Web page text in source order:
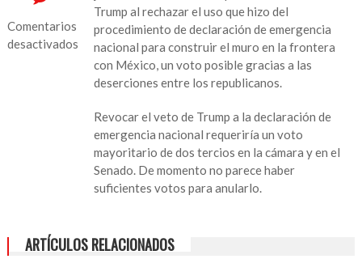
Comentarios
desactivados
Trump al rechazar el uso que hizo del
procedimiento de declaración de emergencia
nacional para construir el muro en la frontera
con México, un voto posible gracias a las
deserciones entre los republicanos.
Revocar el veto de Trump a la declaración de
emergencia nacional requeriría un voto
mayoritario de dos tercios en la cámara y en el
Senado. De momento no parece haber
suficientes votos para anularlo.
ARTÍCULOS RELACIONADOS